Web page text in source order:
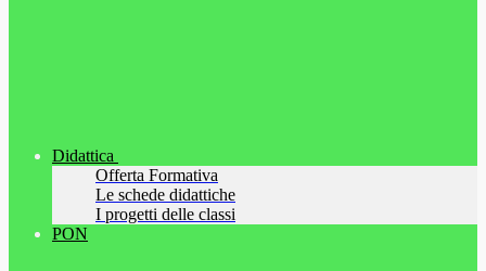
Didattica
Offerta Formativa
Le schede didattiche
I progetti delle classi
PON